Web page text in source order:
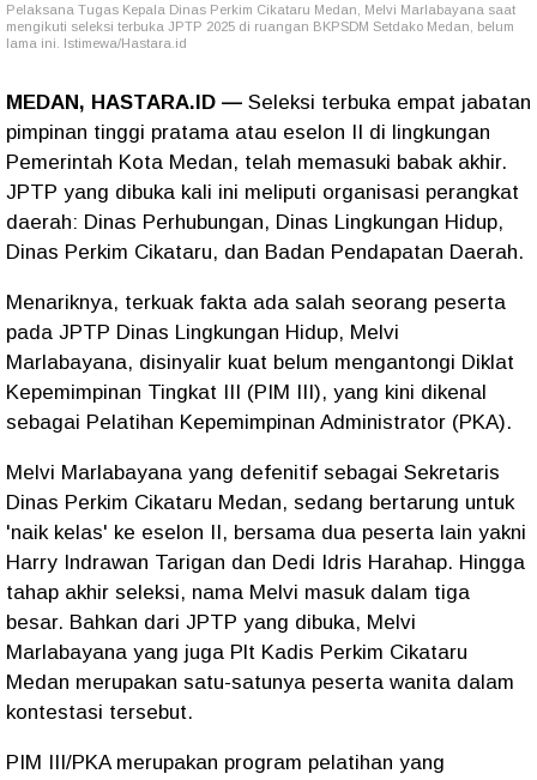
Pelaksana Tugas Kepala Dinas Perkim Cikataru Medan, Melvi Marlabayana saat
mengikuti seleksi terbuka JPTP 2025 di ruangan BKPSDM Setdako Medan, belum
lama ini. Istimewa/Hastara.id
MEDAN, HASTARA.ID — Seleksi terbuka empat jabatan
pimpinan tinggi pratama atau eselon II di lingkungan
Pemerintah Kota Medan, telah memasuki babak akhir.
JPTP yang dibuka kali ini meliputi organisasi perangkat
daerah: Dinas Perhubungan, Dinas Lingkungan Hidup,
Dinas Perkim Cikataru, dan Badan Pendapatan Daerah.
Menariknya, terkuak fakta ada salah seorang peserta
pada JPTP Dinas Lingkungan Hidup, Melvi
Marlabayana, disinyalir kuat belum mengantongi Diklat
Kepemimpinan Tingkat III (PIM III), yang kini dikenal
sebagai Pelatihan Kepemimpinan Administrator (PKA).
Melvi Marlabayana yang defenitif sebagai Sekretaris
Dinas Perkim Cikataru Medan, sedang bertarung untuk
'naik kelas' ke eselon II, bersama dua peserta lain yakni
Harry Indrawan Tarigan dan Dedi Idris Harahap. Hingga
tahap akhir seleksi, nama Melvi masuk dalam tiga
besar. Bahkan dari JPTP yang dibuka, Melvi
Marlabayana yang juga Plt Kadis Perkim Cikataru
Medan merupakan satu-satunya peserta wanita dalam
kontestasi tersebut.
PIM III/PKA merupakan program pelatihan yang